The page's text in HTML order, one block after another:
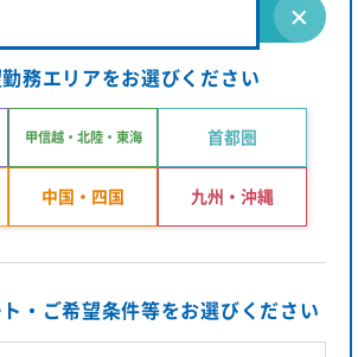
務エリアをお選びください
甲信越・北陸・東海 首都圏
中国・四国 九州・沖縄
・ご希望条件等をお選びください